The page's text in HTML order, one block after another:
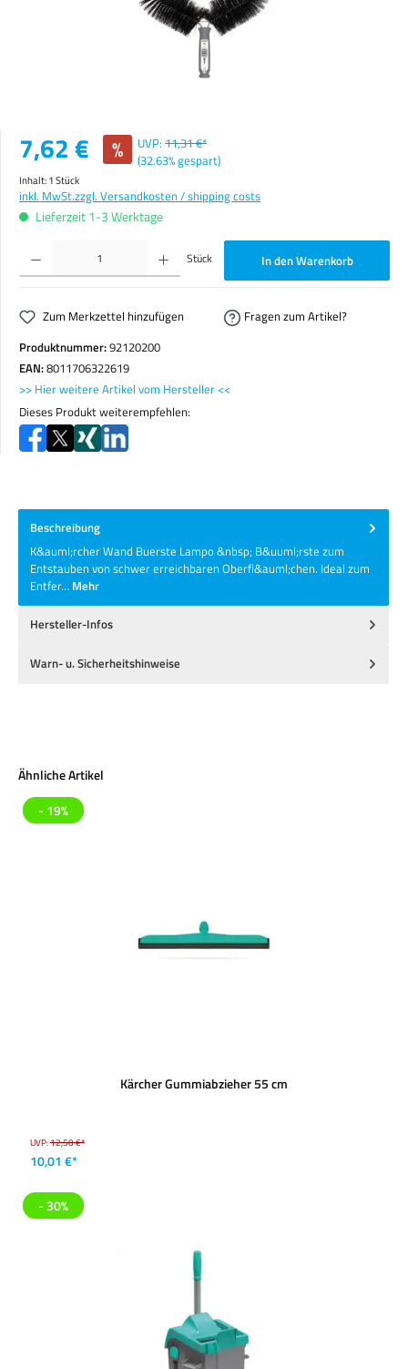
Verkaufspreis:
7,62 € % UVP: 11,31 €*
(32.63% gespart)
Inhalt:1 Stück
inkl. MwSt.zzgl. Versandkosten / shipping costs
Lieferzeit 1-3 Werktage
Produkt Anzahl: Gib den gewünschten Wert ein oder benutze die Schaltflächen um die Anzahl zu
Stück In den Warenkorb
Zum Merkzettel hinzufügen
Fragen zum Artikel?
Produktnummer:92120200
EAN:8011706322619
>> Hier weitere Artikel vom Hersteller <<
Dieses Produkt weiterempfehlen:
Beschreibung
K&auml;rcher Wand Buerste Lampo &nbsp; B&uuml;rste zum
Entstauben von schwer erreichbaren Oberfl&auml;chen. Ideal zum
Entfer… Mehr
Hersteller-Infos
Warn- u. Sicherheitshinweise
Produktgalerie überspringen
Ähnliche Artikel
- 19%
Kärcher Gummiabzieher 55 cm
UVP:12,50 €*
10,01 €*
- 30%